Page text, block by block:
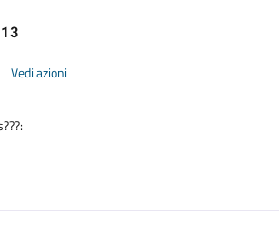
Vedi azioni